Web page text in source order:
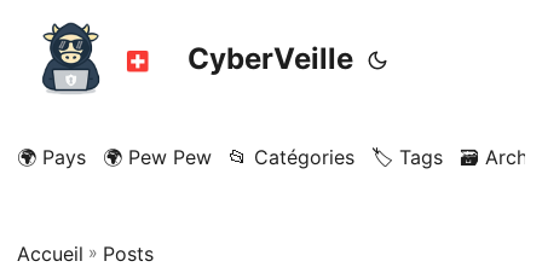
CyberVeille
🌍 Pays 🌍 Pew Pew 📂 Catégories 🏷️ Tags 🗃️
Accueil » Posts